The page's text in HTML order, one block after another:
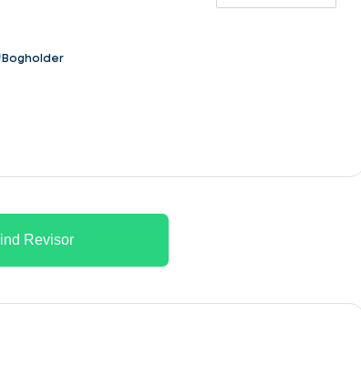
Bogholder
Revisor